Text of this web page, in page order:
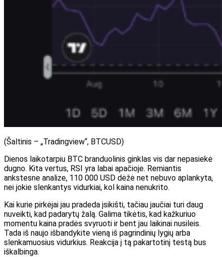
(Šaltinis – „Tradingview“, BTCUSD)
Dienos laikotarpiu BTC branduolinis ginklas vis dar nepasiekė
dugno. Kita vertus, RSI yra labai apačioje. Remiantis
ankstesne analize, 110 000 USD dėžė net nebuvo aplankyta,
nei jokie slenkantys vidurkiai, kol kaina nenukrito.
Kai kurie pirkėjai jau pradeda įsikišti, tačiau jaučiai turi daug
nuveikti, kad padarytų žalą. Galima tikėtis, kad kažkuriuo
momentu kaina pradės svyruoti ir bent jau laikinai nusileis.
Tada iš naujo išbandykite vieną iš pagrindinių lygių arba
slenkamuosius vidurkius. Reakcija į tą pakartotinį testą bus
iškalbinga.